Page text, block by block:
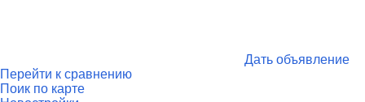
Дать объявление
Перейти к сравнению
Поик по карте